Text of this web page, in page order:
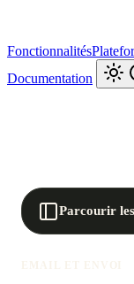
Fonctionnalités
Documentation
Parcourir